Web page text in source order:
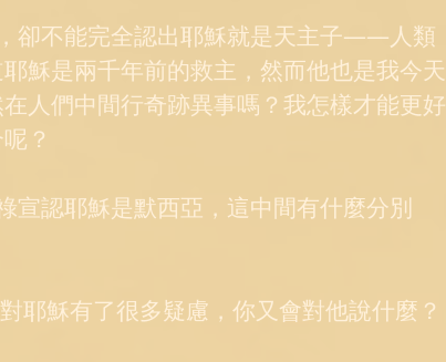
卻不能完全認出耶穌就是天主子——人類
穌是兩千年前的救主，然而他也是我今天
人們中間行奇跡異事嗎？我怎樣才能更好
？
宣認耶穌是默西亞，這中間有什麼分別
耶穌有了很多疑慮，你又會對他說什麼？